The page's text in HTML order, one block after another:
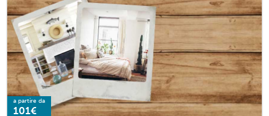
a partire da
101€